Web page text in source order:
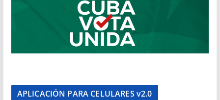
APLICACIÓN PARA CELULARES v2.0